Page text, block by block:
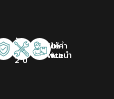
รับ
ประกัน
2 ปี
Onsite
Service
ให้คำ
แนะนำ